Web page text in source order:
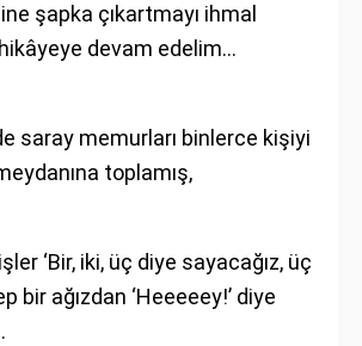
şapka çıkartmayı ihmal
devam edelim…
saray memurları binlerce kişiyi
toplamış,
‘Bir, iki, üç diye sayacağız, üç
bir ağızdan ‘Heeeeey!’ diye